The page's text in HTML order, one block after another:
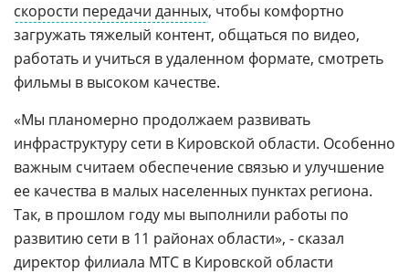
скорости передачи данных, чтобы комфортно
загружать тяжелый контент, общаться по видео,
работать и учиться в удаленном формате, смотреть
фильмы в высоком качестве.
«Мы планомерно продолжаем развивать
инфраструктуру сети в Кировской области. Особенно
важным считаем обеспечение связью и улучшение
ее качества в малых населенных пунктах региона.
Так, в прошлом году мы выполнили работы по
развитию сети в 11 районах области», - сказал
директор филиала МТС в Кировской области